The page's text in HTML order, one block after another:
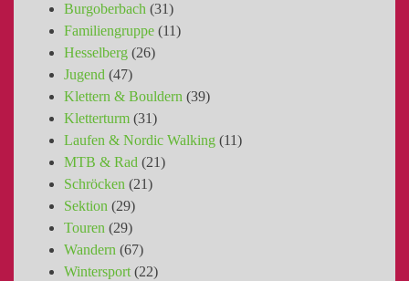
Burgoberbach (31)
Familiengruppe (11)
Hesselberg (26)
Jugend (47)
Klettern & Bouldern (39)
Kletterturm (31)
Laufen & Nordic Walking (11)
MTB & Rad (21)
Schröcken (21)
Sektion (29)
Touren (29)
Wandern (67)
Wintersport (22)